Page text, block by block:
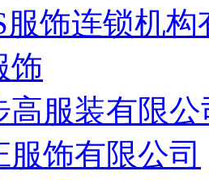
服饰连锁机
饰
高服装有限公
饰有限公司